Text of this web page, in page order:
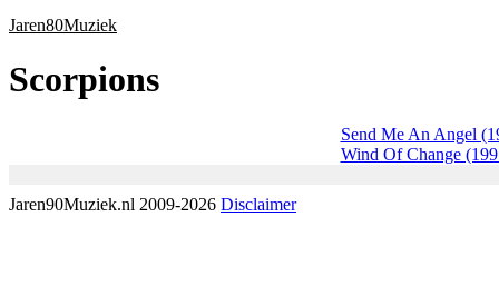
Jaren80Muziek
Scorpions
Send Me An Angel
Wind Of Change
Jaren90Muziek.nl 2009-2026 Disclaimer